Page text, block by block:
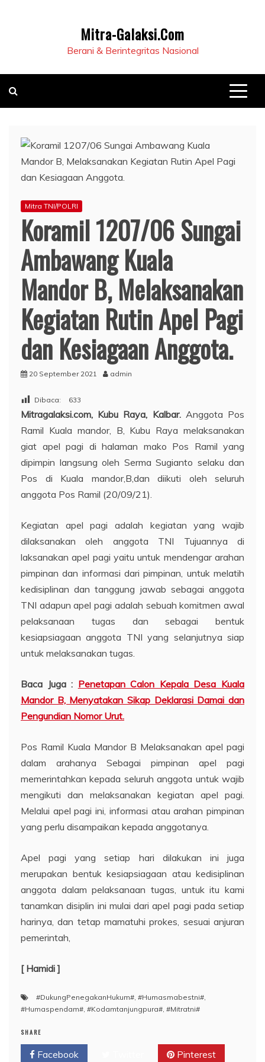
Mitra-Galaksi.Com
Berani & Berintegritas Nasional
Mitra TNI/POLRI
Koramil 1207/06 Sungai
Ambawang Kuala
Mandor B, Melaksanakan
Kegiatan Rutin Apel Pagi
dan Kesiagaan Anggota.
20 September 2021 admin
Dibaca: 633
Mitragalaksi.com, Kubu Raya, Kalbar.Anggota Pos
Ramil Kuala mandor, B, Kubu Raya melaksanakan
giat apel pagi di halaman mako Pos Ramil yang
dipimpin langsung oleh Serma Sugianto selaku dan
Pos di Kuala mandor,B,dan diikuti oleh seluruh
anggota Pos Ramil (20/09/21).
Kegiatan apel pagi adalah kegiatan yang wajib
dilaksanakan oleh anggota TNI Tujuannya di
laksanakan apel pagi yaitu untuk mendengar arahan
pimpinan dan informasi dari pimpinan, untuk melatih
kedisiplinan dan tanggung jawab sebagai anggota
TNI adapun apel pagi adalah sebuah komitmen awal
pelaksanaan tugas dan sebagai bentuk
kesiapsiagaan anggota TNI yang selanjutnya siap
untuk melaksanakan tugas.
Baca Juga : Penetapan Calon Kepala Desa Kuala
Mandor B, Menyatakan Sikap Deklarasi Damai dan
Pengundian Nomor Urut.
Pos Ramil Kuala Mandor B Melaksanakan apel pagi
dalam arahanya Sebagai pimpinan apel pagi
memerintahkan kepada seluruh anggota untuk wajib
mengikuti dan melaksanakan kegiatan apel pagi.
Melalui apel pagi ini, informasi atau arahan pimpinan
yang perlu disampaikan kepada anggotanya.
Apel pagi yang setiap hari dilakukan ini juga
merupakan bentuk kesiapsiagaan atau kedisiplinan
anggota dalam pelaksanaan tugas, untuk itu kami
tanamkan disiplin ini mulai dari apel pagi pada setiap
harinya, dan tetap mamatuhi prokes, sesuai anjuran
pemerintah,
[ Hamidi ]
#DukungPenegakanHukum# #Humasmabestni#
#Humaspendam# #Kodamtanjungpura# #Mitratni#
SHARE
Facebook Pinterest